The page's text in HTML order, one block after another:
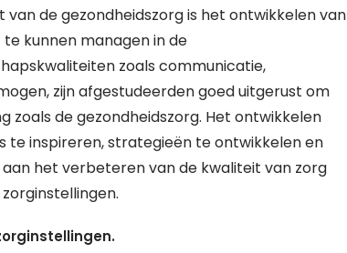
de gezondheidszorg is het ontwikkelen van
kunnen managen in de
zoals communicatie,
zijn afgestudeerden goed uitgerust om
zoals de gezondheidszorg. Het ontwikkelen
inspireren, strategieën te ontwikkelen en
het verbeteren van de kwaliteit van zorg